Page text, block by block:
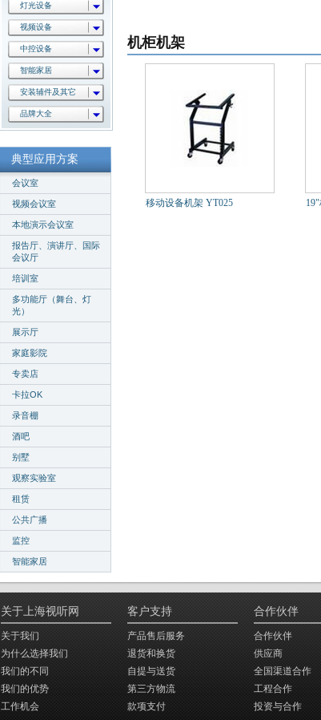
灯光设备
视频设备
中控设备
智能家居
安装辅件及其它
品牌大全
典型应用方案
会议室
视频会议室
本地演示会议室
报告厅、演讲厅、国际
会议厅
培训室
多功能厅（舞台、灯
光）
展示厅
家庭影院
专卖店
卡拉OK
录音棚
酒吧
别墅
观察实验室
租赁
公共广播
监控
智能家居
机柜机架
移动设备机架 YT025
关于上海视听网
关于我们
为什么选择我们
我们的不同
我们的优势
工作机会
客户支持
产品售后服务
退货和换货
自提与送货
第三方物流
款项支付
合作伙伴
合作伙伴
供应商
全国渠道合作
工程合作
投资与合作